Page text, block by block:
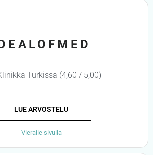
Turkissa (4,60 / 5,00)
LUE ARVOSTELU
Vieraile sivulla